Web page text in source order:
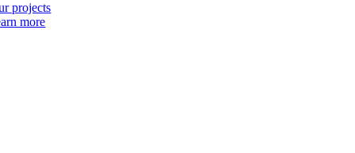
projects
more